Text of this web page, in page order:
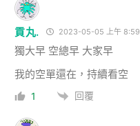
貢丸. 2023-05-05 上午 8:59
獨大早 空總早 大家早
我的空單還在，持續看空
1 回覆